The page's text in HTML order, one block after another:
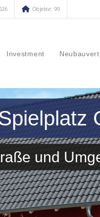
Objekte: 99
Investment
und